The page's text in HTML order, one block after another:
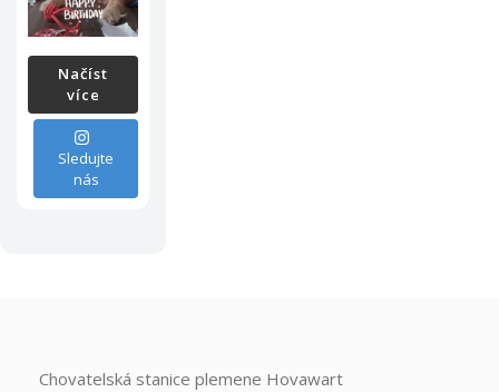
Načíst
více
Sledujte
nás
Chovatelská stanice plemene Hovawart